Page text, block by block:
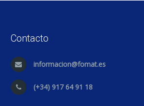
Contacto
informacion@fomat.es
(+34) 917 64 91 18